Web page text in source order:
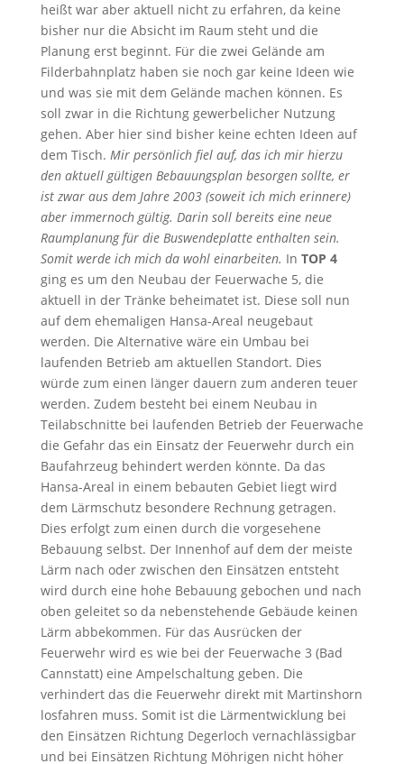
heißt war aber aktuell nicht zu erfahren, da keine
bisher nur die Absicht im Raum steht und die
Planung erst beginnt. Für die zwei Gelände am
Filderbahnplatz haben sie noch gar keine Ideen wie
und was sie mit dem Gelände machen können. Es
soll zwar in die Richtung gewerbelicher Nutzung
gehen. Aber hier sind bisher keine echten Ideen auf
dem Tisch. Mir persönlich fiel auf, das ich mir hierzu
den aktuell gültigen Bebauungsplan besorgen sollte, er
ist zwar aus dem Jahre 2003 (soweit ich mich erinnere)
aber immernoch gültig. Darin soll bereits eine neue
Raumplanung für die Buswendeplatte enthalten sein.
Somit werde ich mich da wohl einarbeiten. In TOP 4
ging es um den Neubau der Feuerwache 5, die
aktuell in der Tränke beheimatet ist. Diese soll nun
auf dem ehemaligen Hansa-Areal neugebaut
werden. Die Alternative wäre ein Umbau bei
laufenden Betrieb am aktuellen Standort. Dies
würde zum einen länger dauern zum anderen teuer
werden. Zudem besteht bei einem Neubau in
Teilabschnitte bei laufenden Betrieb der Feuerwache
die Gefahr das ein Einsatz der Feuerwehr durch ein
Baufahrzeug behindert werden könnte. Da das
Hansa-Areal in einem bebauten Gebiet liegt wird
dem Lärmschutz besondere Rechnung getragen.
Dies erfolgt zum einen durch die vorgesehene
Bebauung selbst. Der Innenhof auf dem der meiste
Lärm nach oder zwischen den Einsätzen entsteht
wird durch eine hohe Bebauung gebochen und nach
oben geleitet so da nebenstehende Gebäude keinen
Lärm abbekommen. Für das Ausrücken der
Feuerwehr wird es wie bei der Feuerwache 3 (Bad
Cannstatt) eine Ampelschaltung geben. Die
verhindert das die Feuerwehr direkt mit Martinshorn
losfahren muss. Somit ist die Lärmentwicklung bei
den Einsätzen Richtung Degerloch vernachlässigbar
und bei Einsätzen Richtung Möhrigen nicht höher